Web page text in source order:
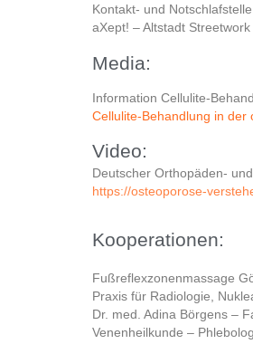
Kontakt- und
aXept! – Altstadt
Media:
Information Cellulite-
Cellulite-Behandlung in der
Video:
Deutscher Orthopäden-
https://osteoporose-
Kooperationen:
Fußreflexzonenmassage
Praxis für Radiologie,
Dr. med. Adina Börgens –
Venenheilkunde –